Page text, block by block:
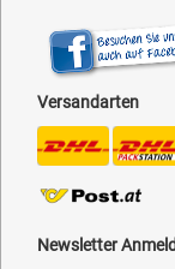
Versandarten
Newsletter